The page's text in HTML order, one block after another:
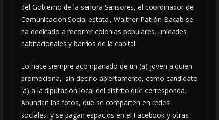
del Gobierno de la señora Sansores, el coordinador de
Comunicación Social estatal, Walther Patrón Bacab se
ha dedicado a recorrer colonias populares, unidades
habitacionales y barrios de la capital.
Lo hace siempre acompañado de un (a) joven a quien
promociona, sin decirlo abiertamente, como candidato
(a) a la diputación local del distrito que corresponda.
Abundan las fotos, que se comparten en redes
sociales, y se pagan espacios en el Facebook y otras